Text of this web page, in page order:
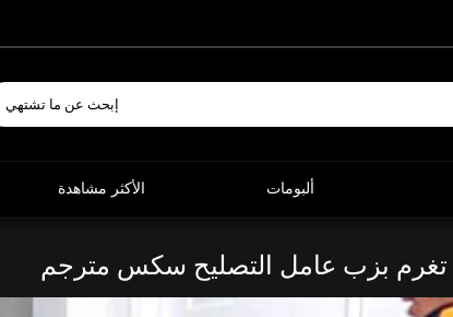
الأكثر مشاهدة ألبومات
تغرم بزب عامل التصليح سكس مترجم